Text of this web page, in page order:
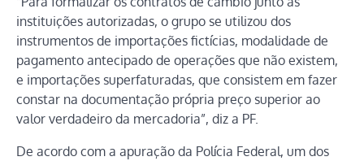
instituições autorizadas, o grupo se utilizou dos
instrumentos de importações fictícias, modalidade de
pagamento antecipado de operações que não existem,
e importações superfaturadas, que consistem em fazer
constar na documentação própria preço superior ao
valor verdadeiro da mercadoria”, diz a PF.
De acordo com a apuração da Polícia Federal, um dos